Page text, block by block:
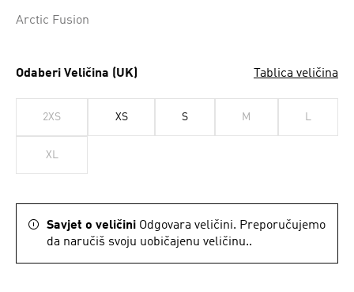
Arctic Fusion
Odaberi Veličina (UK) Tablica veličina
2XS XS S M L
XL
Savjet o veličini Odgovara veličini. Preporučujemo
da naručiš svoju uobičajenu veličinu..